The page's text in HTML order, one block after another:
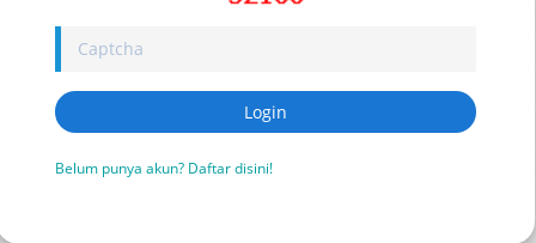
Login
Belum punya akun? Daftar disini!